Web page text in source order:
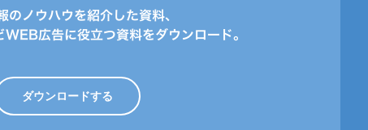
のノウハウを紹介した資料、
広告に役立つ資料をダウンロード。
ダウンロードする